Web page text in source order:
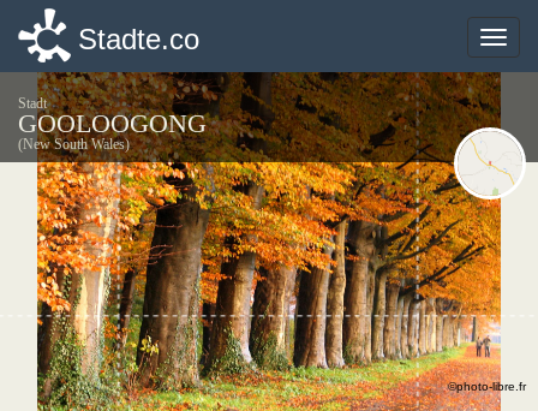
Toggle
Stadte.co
Stadt
GOOLOOGONG
(New South Wales)
©photo-libre.fr
Toggle
Stadte.co